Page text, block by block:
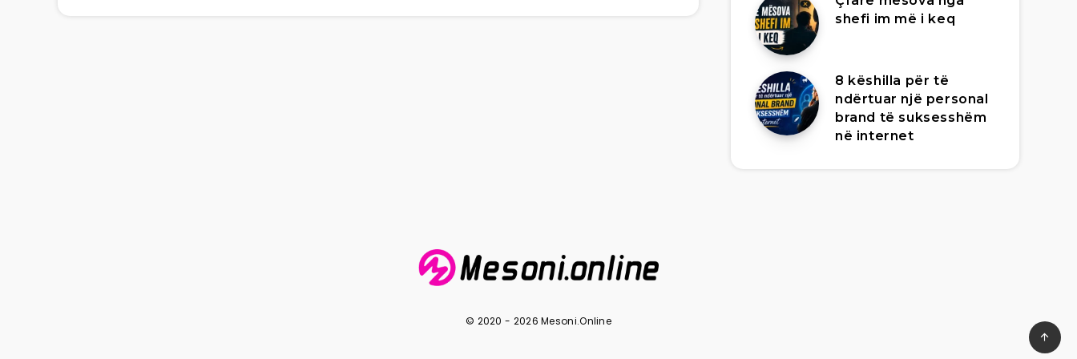
shefi im më i keq
8 këshilla për të
ndërtuar një personal
brand të suksesshëm
në internet
© 2020 - 2026 Mesoni.Online